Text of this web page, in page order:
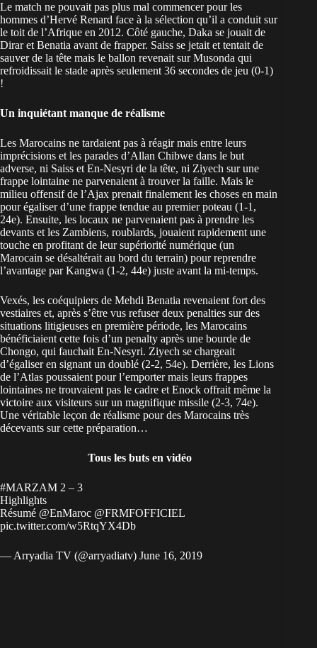
Le match ne pouvait pas plus mal commencer pour les
hommes d’Hervé Renard face à la sélection qu’il a conduit sur
le toit de l’Afrique en 2012. Côté gauche, Daka se jouait de
Dirar et Benatia avant de frapper. Saiss se jetait et tentait de
sauver de la tête mais le ballon revenait sur Musonda qui
refroidissait le stade après seulement 36 secondes de jeu (0-1)
!
Un inquiétant manque de réalisme
Les Marocains ne tardaient pas à réagir mais entre leurs
imprécisions et les parades d’Allan Chibwe dans le but
adverse, ni Saiss et En-Nesyri de la tête, ni Ziyech sur une
frappe lointaine ne parvenaient à trouver la faille. Mais le
milieu offensif de l’Ajax prenait finalement les choses en main
pour égaliser d’une frappe tendue au premier poteau (1-1,
24e). Ensuite, les locaux ne parvenaient pas à prendre les
devants et les Zambiens, roublards, jouaient rapidement une
touche en profitant de leur supériorité numérique (un
Marocain se désaltérait au bord du terrain) pour reprendre
l’avantage par Kangwa (1-2, 44e) juste avant la mi-temps.
Vexés, les coéquipiers de Mehdi Benatia revenaient fort des
vestiaires et, après s’être vus refuser deux penalties sur des
situations litigieuses en première période, les Marocains
bénéficiaient cette fois d’un penalty après une bourde de
Chongo, qui fauchait En-Nesyri. Ziyech se chargeait
d’égaliser en signant un doublé (2-2, 54e). Derrière, les Lions
de l’Atlas poussaient pour l’emporter mais leurs frappes
lointaines ne trouvaient pas le cadre et Enock offrait même la
victoire aux visiteurs sur un magnifique missile (2-3, 74e).
Une véritable leçon de réalisme pour des Marocains très
décevants sur cette préparation…
Tous les buts en vidéo
#MARZAM 2 – 3
Highlights
Résumé @EnMaroc @FRMFOFFICIEL
pic.twitter.com/w5RtqYX4Db
— Arryadia TV (@arryadiatv) June 16, 2019